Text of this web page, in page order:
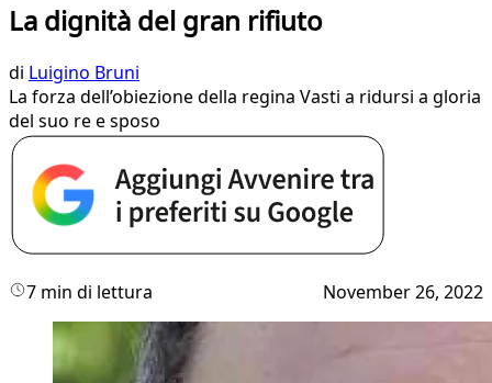
La dignità del gran rifiuto
di Luigino Bruni
La forza dell’obiezione della regina Vasti a ridursi a gloria
del suo re e sposo
7 min di lettura November 26, 2022